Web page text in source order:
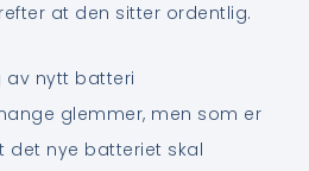
at den sitter ordentlig.
av nytt batteri
glemmer, men som er
det nye batteriet skal